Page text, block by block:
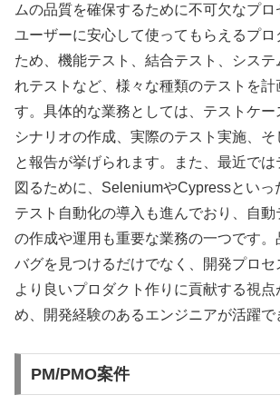
ムの品質を確保するために不可欠なプロ
ユーザーに安心して使ってもらえるプロ
ため、機能テスト、結合テスト、システ
れテストなど、様々な種類のテストを計
す。具体的な業務としては、テストケー
シナリオの作成、実際のテスト実施、
と報告が挙げられます。また、最近で
図るために、SeleniumやCypressといっ
テスト自動化の導入も進んでおり、自動
の作成や運用も重要な業務の一つです。
バグを見つけるだけでなく、開発プロセ
より良いプロダクト作りに貢献する視点
め、開発経験のあるエンジニアが活躍で
PM/PMO案件